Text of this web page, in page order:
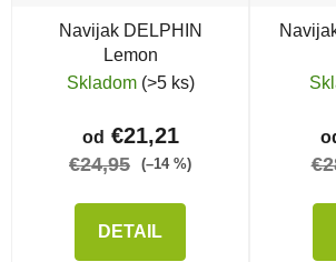
Navijak DELPHIN
Lemon
Skladom (>5 ks)
od €21,21
€24,95 (–14 %)
DETAIL